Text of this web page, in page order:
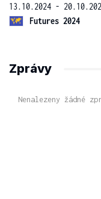
13.10.2024 -
Futures 2024
Zprávy
Nenalezeny žádné